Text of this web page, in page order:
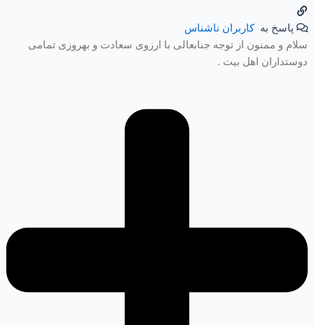
پاسخ بهکاربران ناشناس
سلام و ممنون از توجه جنابعالی با ارزوی سعادت و بهروزی تمامی
دوستداران اهل بیت .